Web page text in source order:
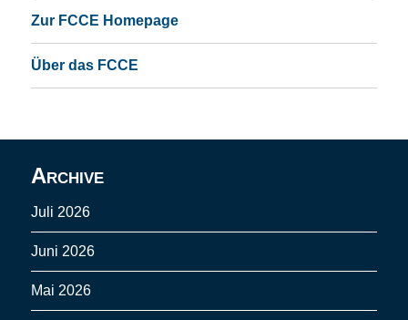
Zur FCCE Homepage
Über das FCCE
Archive
Juli 2026
Juni 2026
Mai 2026